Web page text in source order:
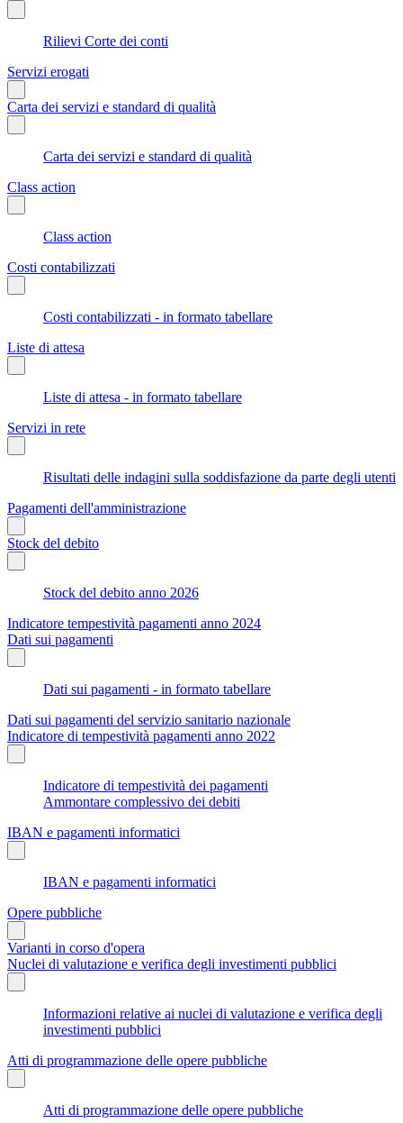
Rilievi Corte dei conti
Servizi erogati
Carta dei servizi e standard di qualità
Carta dei servizi e standard di qualità
Class action
Class action
Costi contabilizzati
Costi contabilizzati - in formato tabellare
Liste di attesa
Liste di attesa - in formato tabellare
Servizi in rete
Risultati delle indagini sulla soddisfazione da parte degli utenti
Pagamenti dell'amministrazione
Stock del debito
Stock del debito anno 2026
Indicatore tempestività pagamenti anno 2024
Dati sui pagamenti
Dati sui pagamenti - in formato tabellare
Dati sui pagamenti del servizio sanitario nazionale
Indicatore di tempestività pagamenti anno 2022
Indicatore di tempestività dei pagamenti
Ammontare complessivo dei debiti
IBAN e pagamenti informatici
IBAN e pagamenti informatici
Opere pubbliche
Varianti in corso d'opera
Nuclei di valutazione e verifica degli investimenti pubblici
Informazioni relative ai nuclei di valutazione e verifica degli
investimenti pubblici
Atti di programmazione delle opere pubbliche
Atti di programmazione delle opere pubbliche